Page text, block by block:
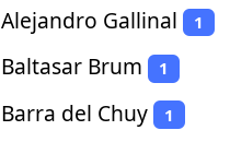
Alejandro Gallinal 1
Baltasar Brum 1
Barra del Chuy 1